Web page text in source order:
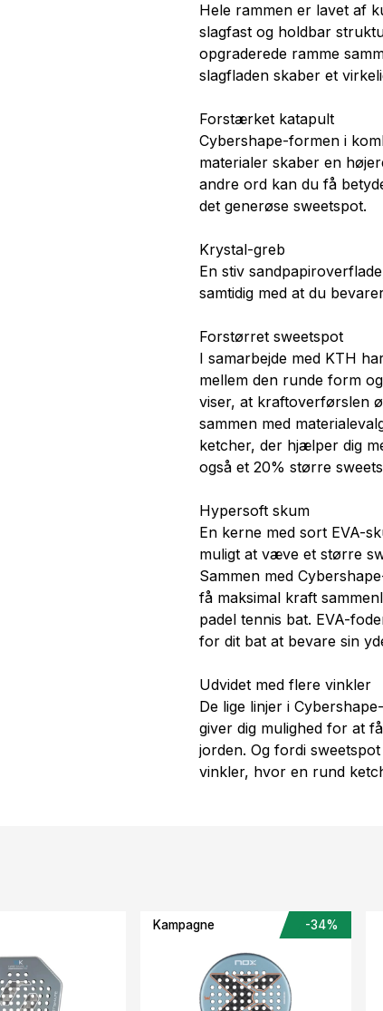
Hele rammen er lavet af
slagfast og holdbar
opgraderede ramme
slagfladen skaber et
Forstærket katapult
Cybershape-formen i
materialer skaber en
andre ord kan du få
det generøse sweetspot.
Krystal-greb
En stiv
samtidig med at du
Forstørret sweetspot
I samarbejde med KTH
mellem den runde form
viser, at kraftoverførslen
sammen med
ketcher, der hjælper dig
også et 20% større
Hypersoft skum
En kerne med sort EVA-
muligt at væve et større
Sammen med
få maksimal kraft
padel tennis bat. EVA-
for dit bat at bevare sin
Udvidet med flere vinkler
De lige linjer i
giver dig mulighed for at
jorden. Og fordi
vinkler, hvor en rund
Kampagne -34%